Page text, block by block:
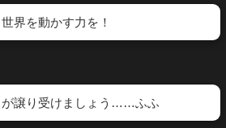
界を動かす力を！
が譲り受けましょう……ふふ